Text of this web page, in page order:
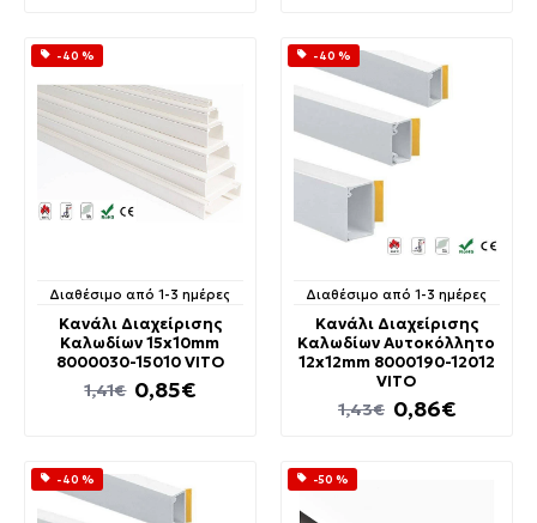
-40 %
Διαθέσιμο από 1-3 ημέρες
Κανάλι Διαχείρισης
Καλωδίων 15x10mm
8000030-15010 VITO
0,85€
1,41€
-40 %
Διαθέσιμο από 1-3 ημέρες
Κανάλι Διαχείρισης
Καλωδίων Αυτοκόλλητο
12x12mm 8000190-12012
VITO
0,86€
1,43€
-40 % -50 %